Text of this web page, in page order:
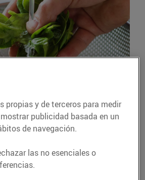
SALUDABLES
de rentar els
frescos?
propias y de terceros para medir
publicidad basada en un
de navegación.
las no esenciales o